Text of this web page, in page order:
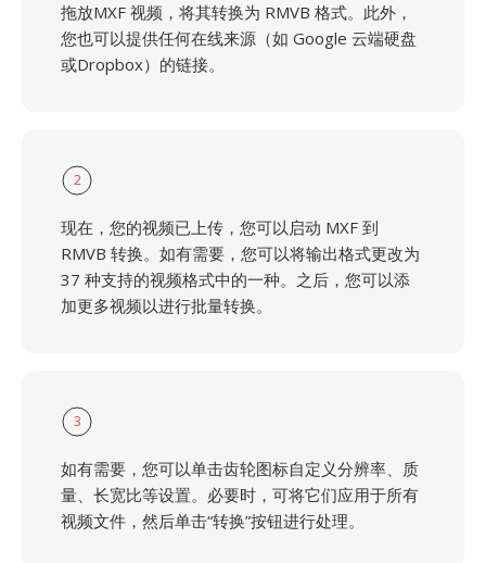
拖放MXF 视频，将其转换为 RMVB 格式。此外，
您也可以提供任何在线来源（如 Google 云端硬盘
或Dropbox）的链接。
2
现在，您的视频已上传，您可以启动 MXF 到
RMVB 转换。如有需要，您可以将输出格式更改为
37 种支持的视频格式中的一种。之后，您可以添
加更多视频以进行批量转换。
3
如有需要，您可以单击齿轮图标自定义分辨率、质
量、长宽比等设置。必要时，可将它们应用于所有
视频文件，然后单击“转换”按钮进行处理。